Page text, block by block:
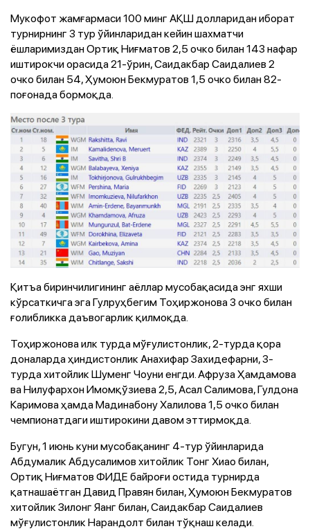
Мукофот жамғармаси 100 минг АҚШ долларидан иборат
турнирнинг 3 тур ўйинларидан кейин шахматчи
ёшларимиздан Ортиқ Ниғматов 2,5 очко билан 143 нафар
иштирокчи орасида 21-ўрин, Саидакбар Саидалиев 2
очко билан 54, Ҳумоюн Бекмуратов 1,5 очко билан 82-
поғонада бормоқда.
Қитъа биринчилигининг аёллар мусобақасида энг яхши
кўрсаткичга эга Гулруҳбегим Тоҳиржонова 3 очко билан
ғолибликка даъвогарлик қилмоқда.
Тоҳиржонова илк турда мўғулистонлик, 2-турда қора
доналарда ҳиндистонлик Анахифар Захидефарни, 3-
турда хитойлик Шуменг Чоуни енгди. Афруза Ҳамдамова
ва Нилуфархон Имомқўзиева 2,5, Асал Салимова, Гулдона
Каримова ҳамда Мадинабону Халилова 1,5 очко билан
чемпионатдаги иштирокини давом эттирмоқда.
Бугун, 1 июнь куни мусобақанинг 4-тур ўйинларида
Абдумалик Абдусалимов хитойлик Тонг Хиао билан,
Ортиқ Ниғматов ФИДЕ байроғи остида турнирда
қатнашаётган Давид Правян билан, Ҳумоюн Бекмуратов
хитойлик Зилонг Яанг билан, Саидакбар Саидалиев
мўғулистонлик Нарандолт билан тўқнаш келади.